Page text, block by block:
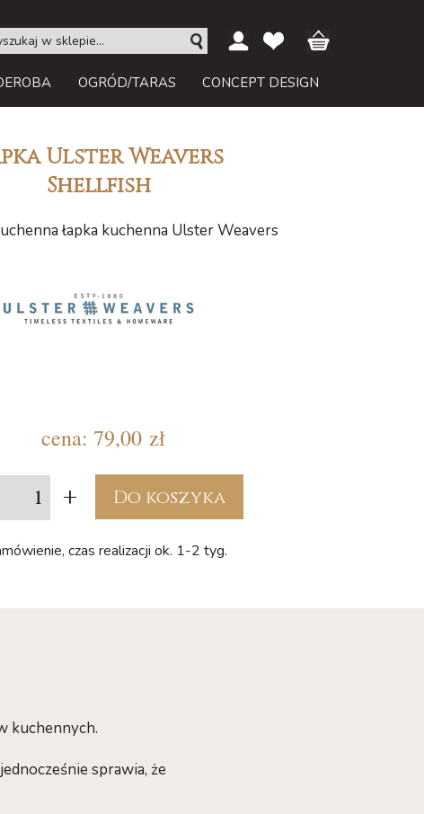
OGRÓD/TARAS CONCEPT DESIGN
Ulster Weavers
Shellfish
łapka kuchenna Ulster Weavers
cena:79,00 zł
+ Do koszyka
czas realizacji ok. 1-2 tyg.
kuchennych.
sprawia, że